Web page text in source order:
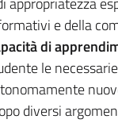
e della
di
le
diversi